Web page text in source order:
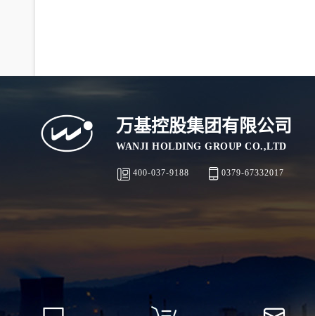
万基控股集团有限公司
WANJI HOLDING GROUP CO.,LTD
400-037-9188 0379-67332017